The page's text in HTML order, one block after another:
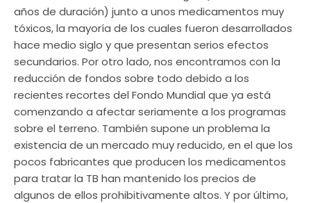
años de duración) junto a unos medicamentos muy
tóxicos, la mayoría de los cuales fueron desarrollados
hace medio siglo y que presentan serios efectos
secundarios. Por otro lado, nos encontramos con la
reducción de fondos sobre todo debido a los
recientes recortes del Fondo Mundial que ya está
comenzando a afectar seriamente a los programas
sobre el terreno. También supone un problema la
existencia de un mercado muy reducido, en el que los
pocos fabricantes que producen los medicamentos
para tratar la TB han mantenido los precios de
algunos de ellos prohibitivamente altos. Y por último,